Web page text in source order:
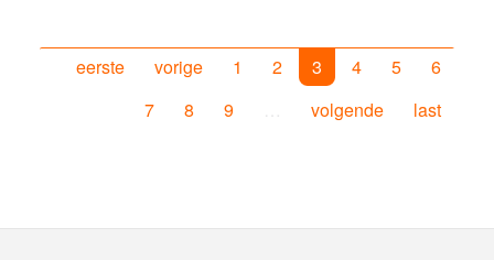
MinEZ:
Spectrum
is
van
eerste vorige 1 2 3 4 5
6
7
8 9 … volgende last